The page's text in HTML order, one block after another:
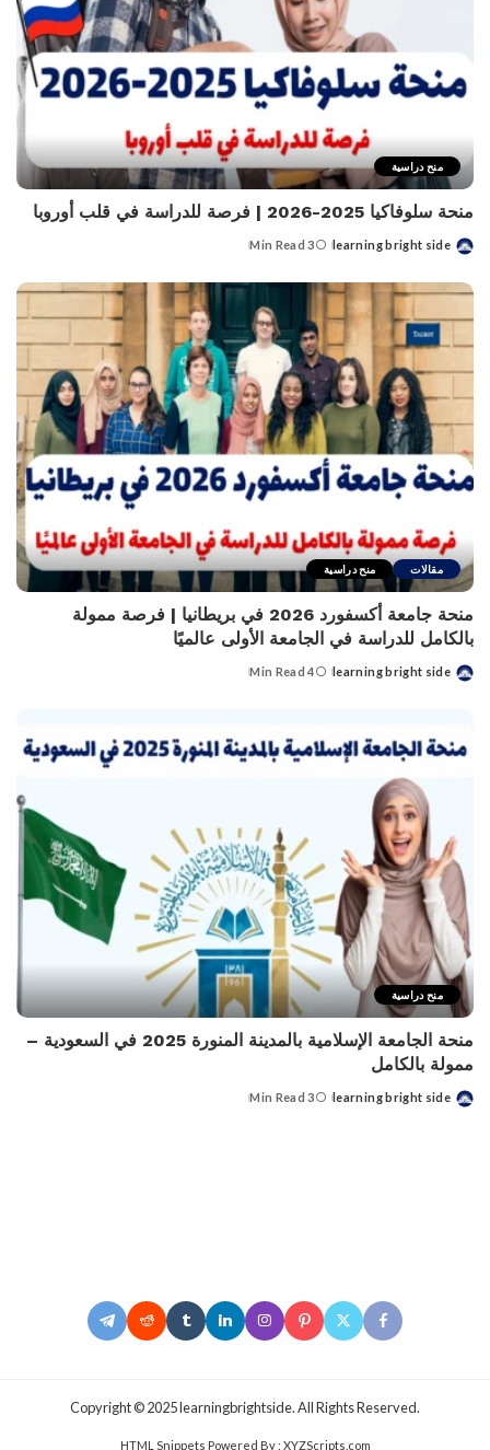
منح دراسية
منحة سلوفاكيا 2025-2026 | فرصة للدراسة في قلب أوروبا
Posted
learning bright side
3 Min Read
مقالات منح دراسية
منحة جامعة أكسفورد 2026 في بريطانيا | فرصة ممولة
بالكامل للدراسة في الجامعة الأولى عالميًا
Posted
learning bright side
4 Min Read
منح دراسية
منحة الجامعة الإسلامية بالمدينة المنورة 2025 في السعودية –
ممولة بالكامل
Posted
learning bright side
3 Min Read
.Copyright © 2025 learningbrightside. All Rights Reserved
HTML Snippets Powered By : XYZScripts.com